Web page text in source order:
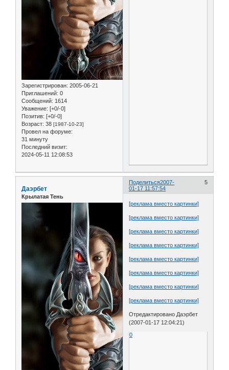
Зарегистрирован: 2005-06-21
Приглашений: 0
Сообщений: 1614
Уважение: [+0/-0]
Позитив: [+0/-0]
Возраст: 38 [1987-10-23]
Провел на форуме:
31 минуту
Последний визит:
2024-05-11 12:08:53
Поделиться 5
2007-
01-17 11:57:54
Даэрбет
Крылатая Тень
[реклама вместо картинки]
[реклама вместо картинки]
[реклама вместо картинки]
[реклама вместо картинки]
[реклама вместо картинки]
[реклама вместо картинки]
[реклама вместо картинки]
[реклама вместо картинки]
Отредактировано Даэрбет
(2007-01-17 12:04:21)
0